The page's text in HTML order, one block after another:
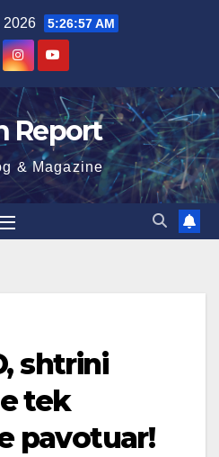
2026 5:26:58 AM
Report
& Magazine
shtrini
tek
pavotuar!